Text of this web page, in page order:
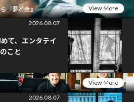
『夢と金』
View More
2026.08.07
て、エンタテイ
こと
View More
2026.08.07